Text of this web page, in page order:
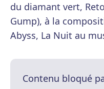
du diamant vert,
Gump), à la
Abyss, La Nuit au
Contenu bloqué